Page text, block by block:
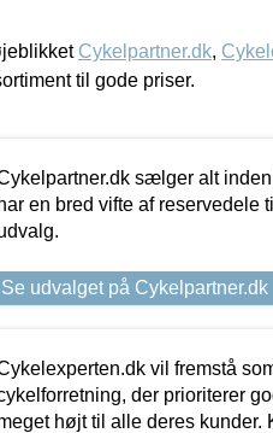
Cykelpartner.dk,
til gode priser.
sælger alt
har en bred vifte af reservedele
Se udvalget på Cykelpartner.dk
vil fremstå
der prioriterer
højt til alle deres kunder.